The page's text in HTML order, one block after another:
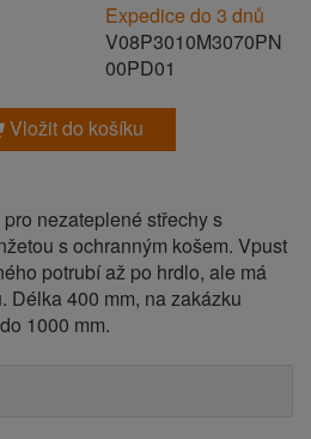
Expedice do 3 dnů
V08P3010M3070PN
00PD01
Vložit do košíku
nezateplené střechy s
s ochranným košem. Vpust
potrubí až po hrdlo, ale má
Délka 400 mm, na zakázku
1000 mm.